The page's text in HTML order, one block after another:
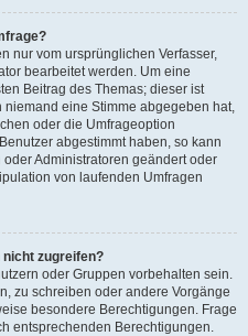
nur vom ursprünglichen Verfasser,
bearbeitet werden. Um eine
Beitrag des Themas; dieser ist
niemand eine Stimme abgegeben hat,
oder die Umfrageoption
abgestimmt haben, so kann
Administratoren geändert oder
von laufenden Umfragen
zugreifen?
oder Gruppen vorbehalten sein.
zu schreiben oder andere Vorgänge
besondere Berechtigungen. Frage
entsprechenden Berechtigungen.